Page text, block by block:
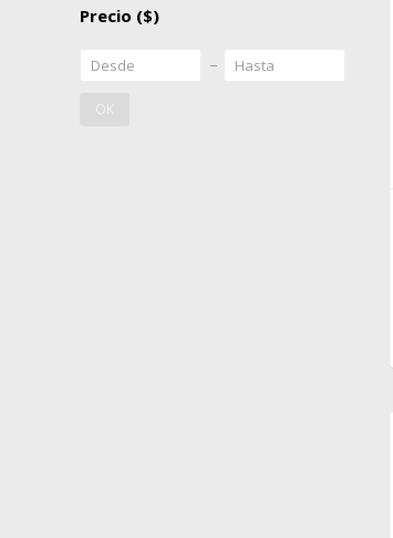
Precio ($)
OK